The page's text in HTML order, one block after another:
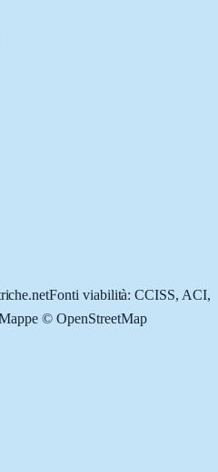
Fonti viabilità: CCISS, ACI,
© OpenStreetMap